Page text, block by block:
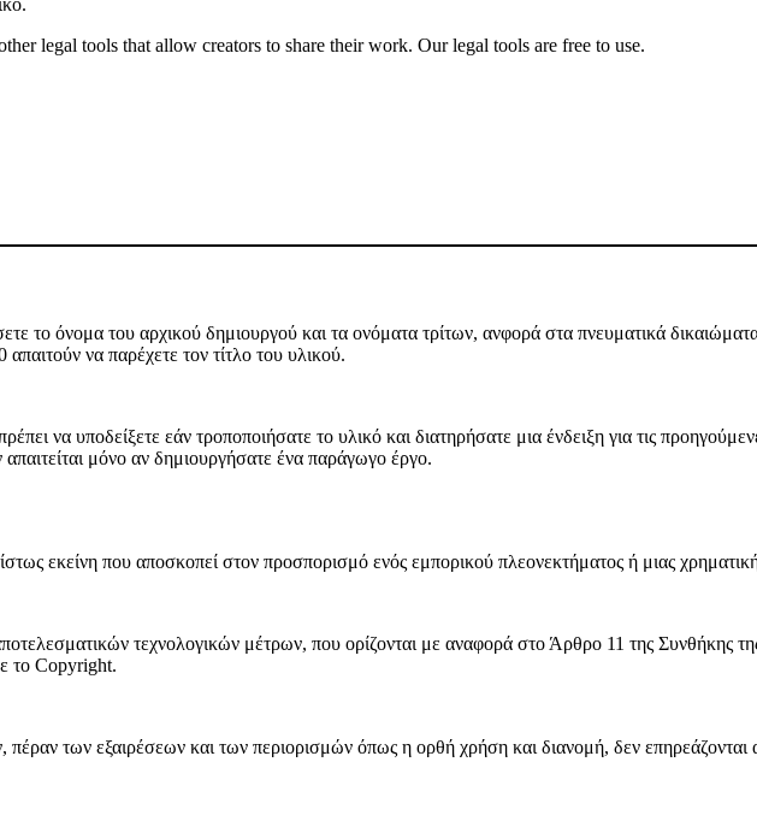
legal tools that allow creators to share their work. Our legal tools are free to use.
το όνομα του αρχικού δημιουργού και τα ονόματα τρίτων, ανφορά στα πνευματικά
να παρέχετε τον τίτλο του υλικού.
να υποδείξετε εάν τροποποιήσατε το υλικό και διατηρήσατε μια ένδειξη για τις
μόνο αν δημιουργήσατε ένα παράγωγο έργο.
εκείνη που αποσκοπεί στον προσπορισμό ενός εμπορικού πλεονεκτήματος ή μιας
τεχνολογικών μέτρων, που ορίζονται με αναφορά στο Άρθρο 11 της Συνθήκης
το Copyright.
των εξαιρέσεων και των περιορισμών όπως η ορθή χρήση και διανομή, δεν επηρεάζονται